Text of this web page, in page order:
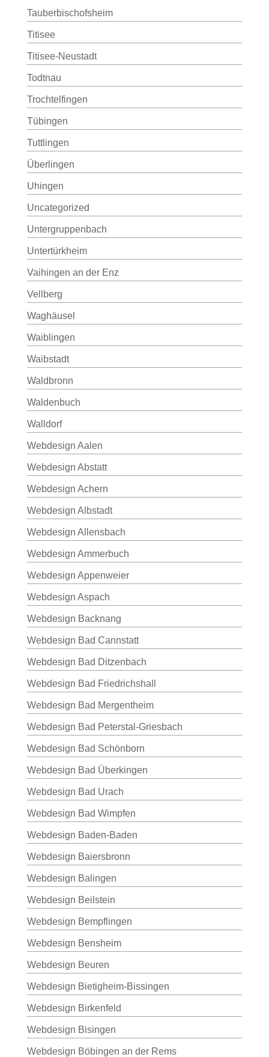
Tauberbischofsheim
Titisee
Titisee-Neustadt
Todtnau
Trochtelfingen
Tübingen
Tuttlingen
Überlingen
Uhingen
Uncategorized
Untergruppenbach
Untertürkheim
Vaihingen an der Enz
Vellberg
Waghäusel
Waiblingen
Waibstadt
Waldbronn
Waldenbuch
Walldorf
Webdesign Aalen
Webdesign Abstatt
Webdesign Achern
Webdesign Albstadt
Webdesign Allensbach
Webdesign Ammerbuch
Webdesign Appenweier
Webdesign Aspach
Webdesign Backnang
Webdesign Bad Cannstatt
Webdesign Bad Ditzenbach
Webdesign Bad Friedrichshall
Webdesign Bad Mergentheim
Webdesign Bad Peterstal-Griesbach
Webdesign Bad Schönborn
Webdesign Bad Überkingen
Webdesign Bad Urach
Webdesign Bad Wimpfen
Webdesign Baden-Baden
Webdesign Baiersbronn
Webdesign Balingen
Webdesign Beilstein
Webdesign Bempflingen
Webdesign Bensheim
Webdesign Beuren
Webdesign Bietigheim-Bissingen
Webdesign Birkenfeld
Webdesign Bisingen
Webdesign Böbingen an der Rems